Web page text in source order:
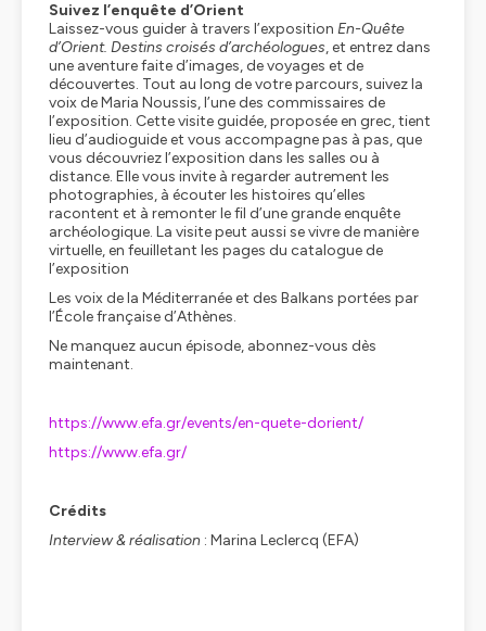
Suivez l’enquête d’Orient
Laissez-vous guider à travers l’exposition En-Quête
d’Orient. Destins croisés d’archéologues, et entrez dans
une aventure faite d’images, de voyages et de
découvertes. Tout au long de votre parcours, suivez la
voix de Maria Noussis, l’une des commissaires de
l’exposition. Cette visite guidée, proposée en grec, tient
lieu d’audioguide et vous accompagne pas à pas, que
vous découvriez l’exposition dans les salles ou à
distance. Elle vous invite à regarder autrement les
photographies, à écouter les histoires qu’elles
racontent et à remonter le fil d’une grande enquête
archéologique. La visite peut aussi se vivre de manière
virtuelle, en feuilletant les pages du catalogue de
l’exposition
Les voix de la Méditerranée et des Balkans portées par
l’École française d’Athènes.
Ne manquez aucun épisode, abonnez-vous dès
maintenant.
https://www.efa.gr/events/en-quete-dorient/
https://www.efa.gr/
Crédits
Interview & réalisation : Marina Leclercq (EFA)